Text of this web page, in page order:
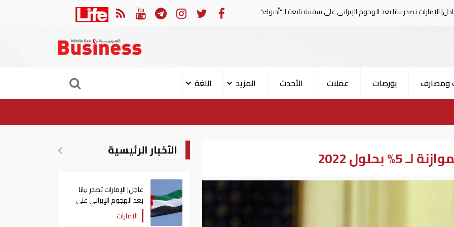
بعد الهجوم الإيراني على سفينة تابعة لـ"أدنوك" عاجل| الإمارات تصدر بيانا بعد الهجوم الإيراني على سفينة تابعة لـ"أدنوك"
ومصارف بورصات عملات الأحدث المزيد
اللغة
2022 الأخبار الرئيسية
عاجل| الإمارات تصدر بيانا
بعد الهجوم الإيراني على
سفينة تابعة لـ"أدنوك"
الإمارات